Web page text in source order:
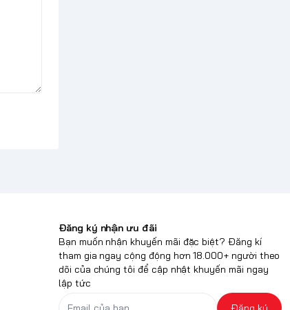
Đăng ký nhận ưu đãi
Bạn muốn nhận khuyến mãi đặc biệt? Đăng kí
tham gia ngay cộng động hơn 18.000+ người theo
dõi của chúng tôi để cập nhật khuyến mãi ngay
lập tức